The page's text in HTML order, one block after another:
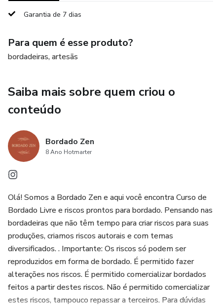
É permitido comercializar bordados feitos a partir destes
Não é permitido comercializar estes riscos, tampouco
Garantia de 7 dias
Para quem é esse produto?
bordadeiras, artesãs
Saiba mais sobre quem criou o
conteúdo
Bordado Zen
8 Ano Hotmarter
Olá! Somos a Bordado Zen e aqui você encontra Curso de
Bordado Livre e riscos prontos para bordado. Pensando nas
bordadeiras que não têm tempo para criar riscos para suas
produções, criamos riscos autorais e com temas
diversificados. . Importante: Os riscos só podem ser
reproduzidos em forma de bordado. É permitido fazer
alterações nos riscos. É permitido comercializar bordados
feitos a partir destes riscos. Não é permitido comercializar
estes riscos, tampouco repassar a terceiros. Para dúvidas